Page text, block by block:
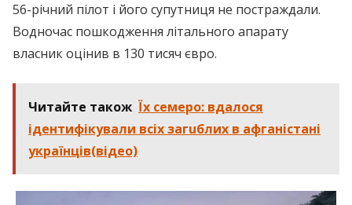
56-річний пілот і його супутниця не постраждали.
Водночас пошкодження літального апарату
власник оцінив в 130 тисяч євро.
Читайте також Їх семеро: вдалося
ідентифікували всіх зaгuблих в афганістані
українців(відео)